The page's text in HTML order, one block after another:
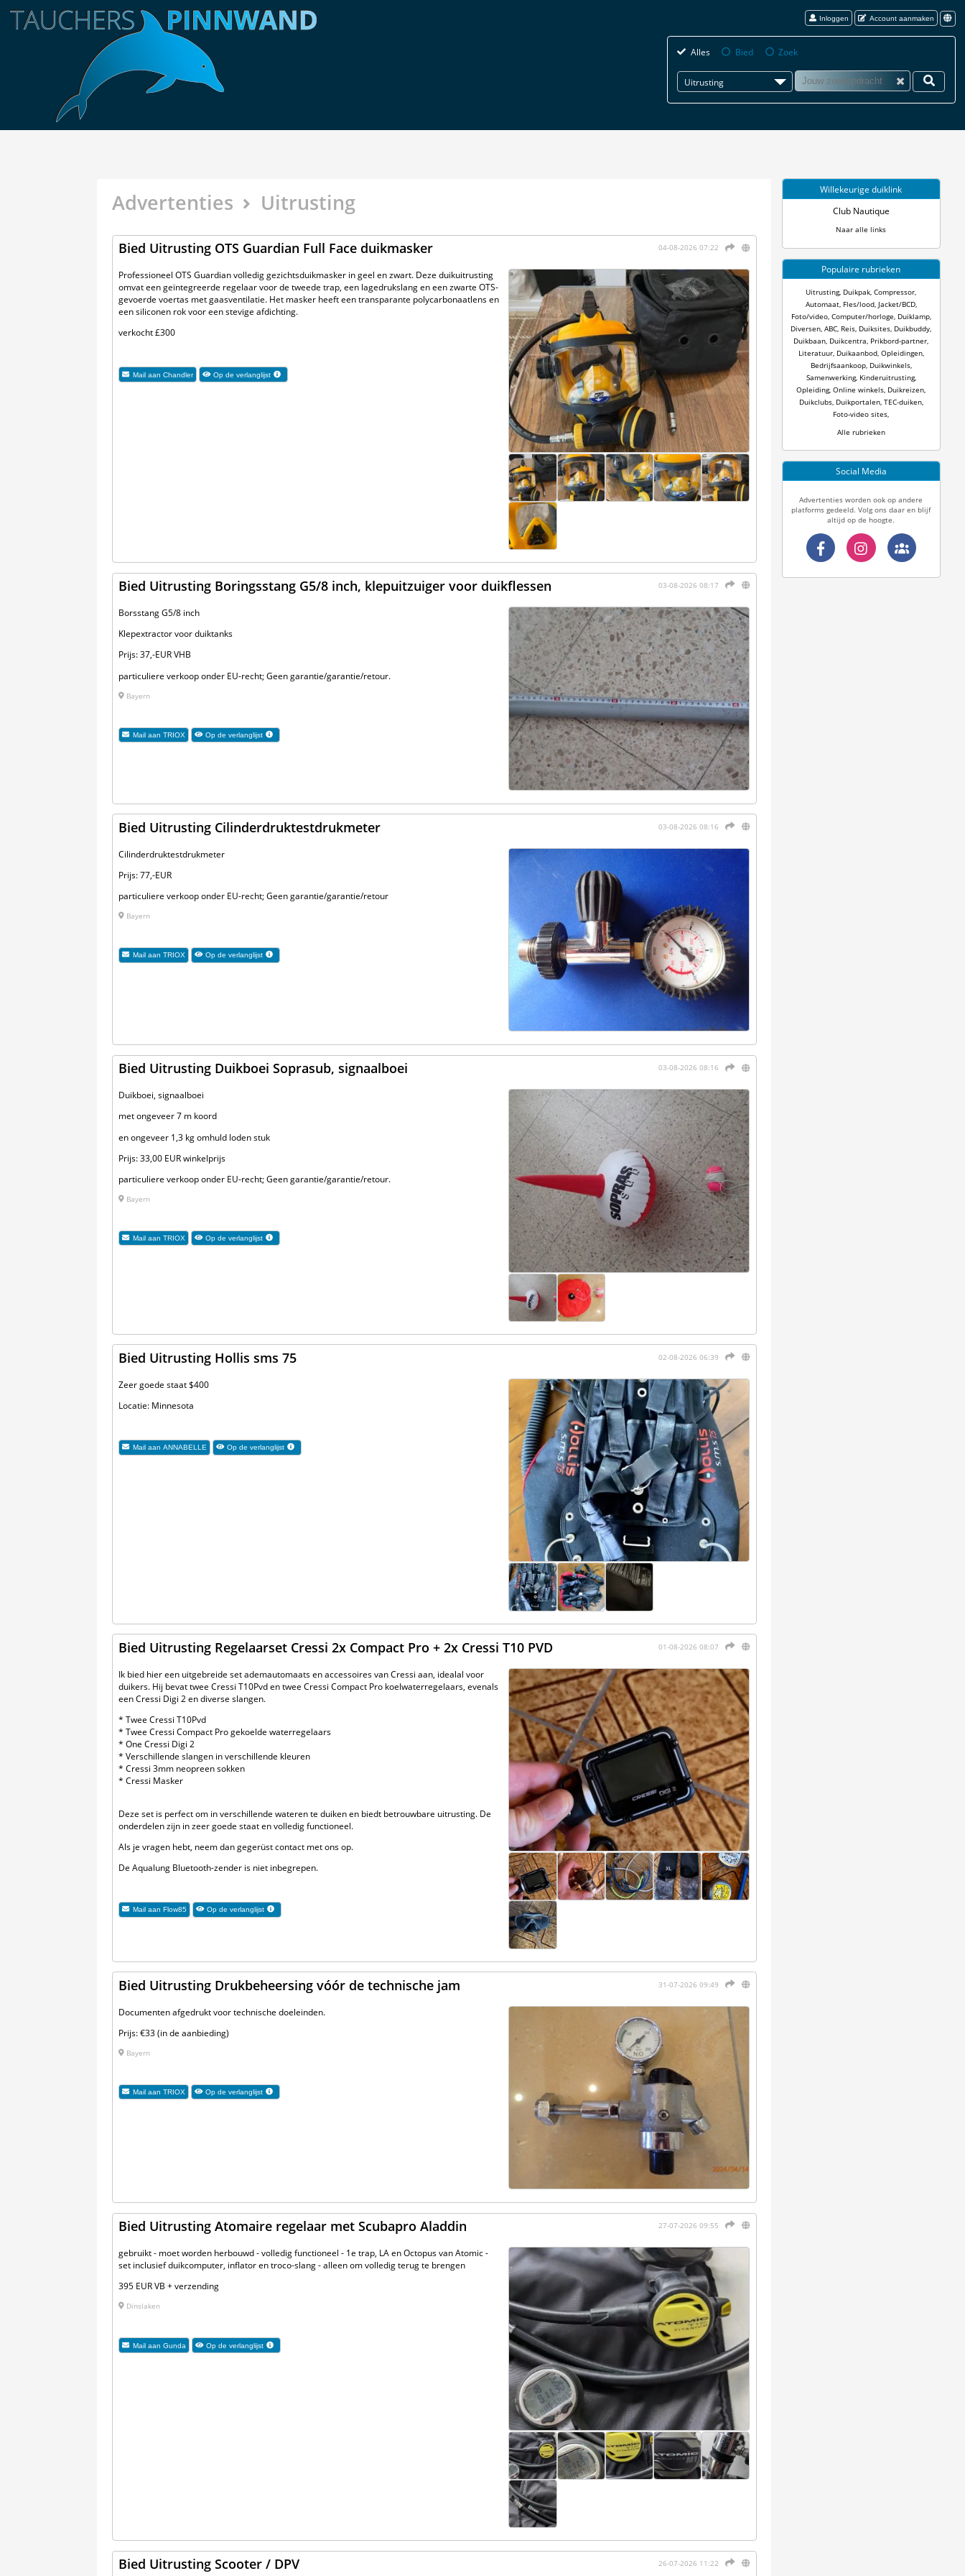
Inloggen Account aanmaken
Alles Bied Zoek
Uitrusting
Advertenties Uitrusting
04-08-2026 07:22
Bied Uitrusting OTS Guardian Full Face duikmasker
Professioneel OTS Guardian volledig gezichtsduikmasker in geel en zwart. Deze duikuitrusting
omvat een geïntegreerde regelaar voor de tweede trap, een lagedrukslang en een zwarte OTS-
gevoerde voertas met gaasventilatie. Het masker heeft een transparante polycarbonaatlens en
een siliconen rok voor een stevige afdichting.
verkocht £300
Mail aan Chandler Op de verlanglijst
03-08-2026 08:17
Bied Uitrusting Boringsstang G5/8 inch, klepuitzuiger voor duikflessen
Borsstang G5/8 inch
Klepextractor voor duiktanks
Prijs: 37,-EUR VHB
particuliere verkoop onder EU-recht; Geen garantie/garantie/retour.
Bayern
Mail aan TRIOX Op de verlanglijst
03-08-2026 08:16
Bied Uitrusting Cilinderdruktestdrukmeter
Cilinderdruktestdrukmeter
Prijs: 77,-EUR
particuliere verkoop onder EU-recht; Geen garantie/garantie/retour
Bayern
Mail aan TRIOX Op de verlanglijst
03-08-2026 08:16
Bied Uitrusting Duikboei Soprasub, signaalboei
Duikboei, signaalboei
met ongeveer 7 m koord
en ongeveer 1,3 kg omhuld loden stuk
Prijs: 33,00 EUR winkelprijs
particuliere verkoop onder EU-recht; Geen garantie/garantie/retour.
Bayern
Mail aan TRIOX Op de verlanglijst
02-08-2026 06:39
Bied Uitrusting Hollis sms 75
Zeer goede staat $400
Locatie: Minnesota
Mail aan ANNABELLE Op de verlanglijst
01-08-2026 08:07
Bied Uitrusting Regelaarset Cressi 2x Compact Pro + 2x Cressi T10 PVD
Ik bied hier een uitgebreide set ademautomaats en accessoires van Cressi aan, idealal voor
duikers. Hij bevat twee Cressi T10Pvd en twee Cressi Compact Pro koelwaterregelaars, evenals
een Cressi Digi 2 en diverse slangen.
* Twee Cressi T10Pvd
* Twee Cressi Compact Pro gekoelde waterregelaars
* One Cressi Digi 2
* Verschillende slangen in verschillende kleuren
* Cressi 3mm neopreen sokken
* Cressi Masker
Deze set is perfect om in verschillende wateren te duiken en biedt betrouwbare uitrusting. De
onderdelen zijn in zeer goede staat en volledig functioneel.
Als je vragen hebt, neem dan gegerüst contact met ons op.
De Aqualung Bluetooth-zender is niet inbegrepen.
Mail aan Flow85 Op de verlanglijst
31-07-2026 09:49
Bied Uitrusting Drukbeheersing vóór de technische jam
Documenten afgedrukt voor technische doeleinden.
Prijs: €33 (in de aanbieding)
Bayern
Mail aan TRIOX Op de verlanglijst
27-07-2026 09:55
Bied Uitrusting Atomaire regelaar met Scubapro Aladdin
gebruikt - moet worden herbouwd - volledig functioneel - 1e trap, LA en Octopus van Atomic -
set inclusief duikcomputer, inflator en troco-slang - alleen om volledig terug te brengen
395 EUR VB + verzending
Dinslaken
Mail aan Gunda Op de verlanglijst
26-07-2026 11:22
Bied Uitrusting Scooter / DPV
Willekeurige duiklink
Club Nautique
Naar alle links
Populaire rubrieken
Uitrusting, Duikpak Compressor
Automaat, Fles/lood, Jacket/BCD,
Foto/video, Computer/horloge Duiklamp,
Diversen ABC Reis Duiksites Duikbuddy
Duikbaan Duikcentra Prikbord-partner
Literatuur, Duikaanbod, Opleidingen,
Bedrijfsaankoop, Duikwinkels,
Samenwerking, Kinderuitrusting,
Opleiding, Online winkels Duikreizen
Duikclubs, Duikportalen, TEC-duiken,
Foto-video sites
Alle rubrieken
Social Media
Advertenties worden ook op andere
platforms gedeeld. Volg ons daar en blijf
altijd op de hoogte.